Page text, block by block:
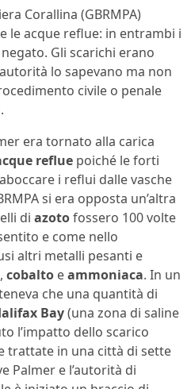
Corallina (GBRMPA)
le acque reflue: in entrambi i
Gli scarichi erano
lo sapevano ma non
civile o penale
era tornato alla carica
reflue poiché le forti
i reflui dalle vasche
si era opposta un’altra
di azotofossero 100 volte
e come nello
altri metalli pesanti e
, cobalto eammoniaca. In un
che una quantità di
Bay(una zona di saline
l’impatto dello scarico
trattate in una città di sette
Palmer e l’autorità di